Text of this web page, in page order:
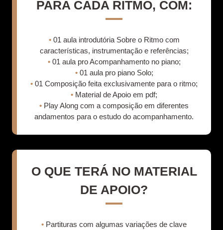
PARA CADA RITMO, COM:
•01 aula introdutória Sobre o Ritmo com
características, instrumentação e referências;
•01 aula pro Acompanhamento no piano;
•01 aula pro piano Solo;
• 01 Composição feita exclusivamente para o ritmo;
• Material de Apoio em pdf;
• Play Along com a composição em diferentes
andamentos para o estudo do acompanhamento.
O QUE TERÁ NO MATERIAL
DE APOIO?
• Partituras com algumas variações de clave